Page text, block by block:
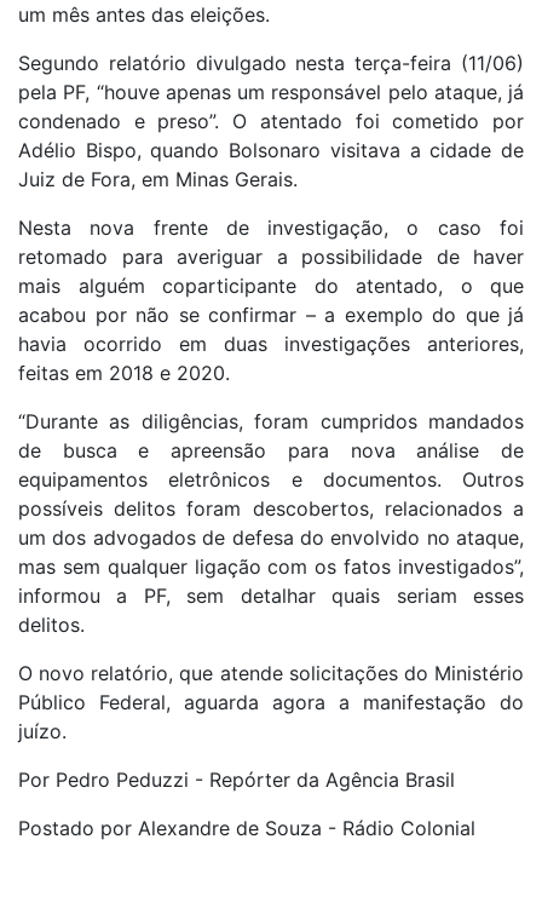
um mês antes das eleições.
Segundo relatório divulgado nesta terça-feira (11/06)
pela PF, “houve apenas um responsável pelo ataque, já
condenado e preso”. O atentado foi cometido por
Adélio Bispo, quando Bolsonaro visitava a cidade de
Juiz de Fora, em Minas Gerais.
Nesta nova frente de investigação, o caso foi
retomado para averiguar a possibilidade de haver
mais alguém coparticipante do atentado, o que
acabou por não se confirmar – a exemplo do que já
havia ocorrido em duas investigações anteriores,
feitas em 2018 e 2020.
“Durante as diligências, foram cumpridos mandados
de busca e apreensão para nova análise de
equipamentos eletrônicos e documentos. Outros
possíveis delitos foram descobertos, relacionados a
um dos advogados de defesa do envolvido no ataque,
mas sem qualquer ligação com os fatos investigados”,
informou a PF, sem detalhar quais seriam esses
delitos.
O novo relatório, que atende solicitações do Ministério
Público Federal, aguarda agora a manifestação do
juízo.
Por Pedro Peduzzi - Repórter da Agência Brasil
Postado por Alexandre de Souza - Rádio Colonial